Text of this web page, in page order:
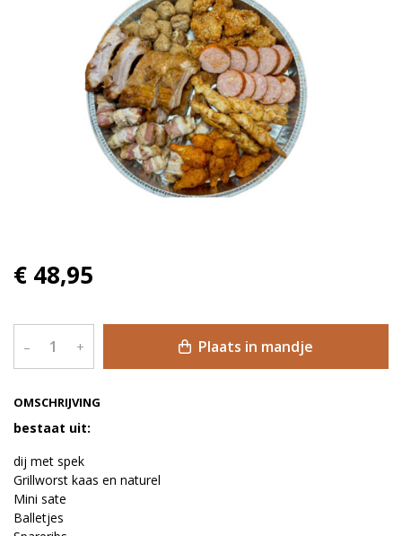
OMSCHRIJVING
bestaat uit:
dij met spek
Grillworst kaas en naturel
Mini sate
Balletjes
€ 48,95
– + Plaats in mandje